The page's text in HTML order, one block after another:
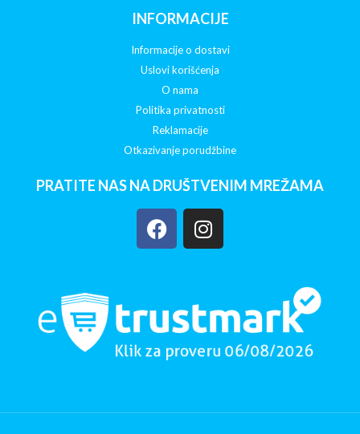
INFORMACIJE
Informacije o dostavi
Uslovi korišćenja
O nama
Politika privatnosti
Reklamacije
Otkazivanje porudžbine
PRATITE NAS NA DRUŠTVENIM MREŽAMA